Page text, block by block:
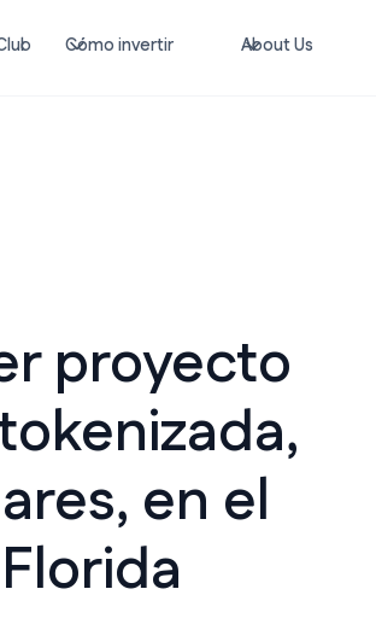
Cómo invertir About Us
proyecto
en el